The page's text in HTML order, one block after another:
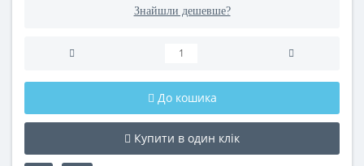
Знайшли дешевше?
До кошика
Купити в один клік